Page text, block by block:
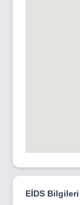
EİDS Bilgileri